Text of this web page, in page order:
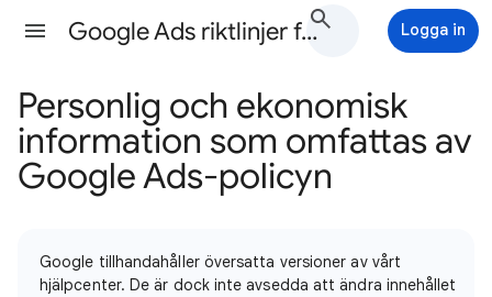
Google Ads riktlinjer för annonsering Hjälp Logga in
Personlig och ekonomisk
information som omfattas av
Google Ads-policyn
Google tillhandahåller översatta versioner av vårt
hjälpcenter. De är dock inte avsedda att ändra innehållet